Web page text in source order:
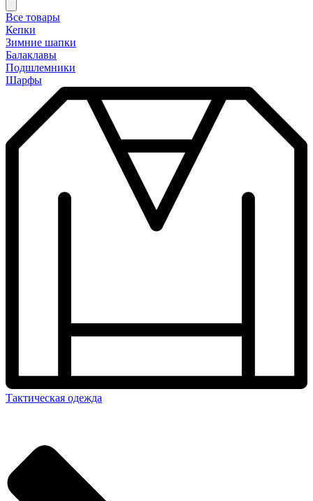
Все товары
Кепки
Зимние шапки
Балаклавы
Подшлемники
Шарфы
Тактическая одежда